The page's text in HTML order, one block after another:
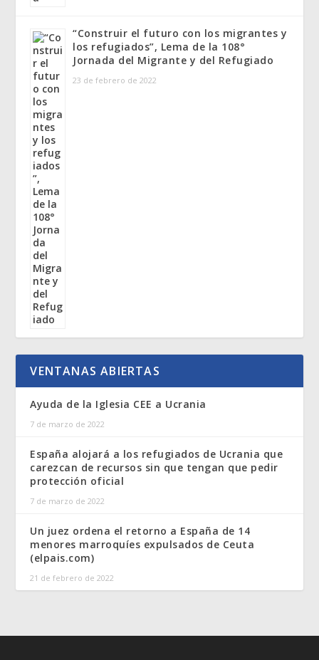
“Construir el futuro con los migrantes y
los refugiados”, Lema de la 108°
Jornada del Migrante y del Refugiado
23 de febrero de 2022
VENTANAS ABIERTAS
Ayuda de la Iglesia CEE a Ucrania
7 de marzo de 2022
España alojará a los refugiados de Ucrania que
carezcan de recursos sin que tengan que pedir
protección oficial
7 de marzo de 2022
Un juez ordena el retorno a España de 14
menores marroquíes expulsados de Ceuta
(elpais.com)
21 de febrero de 2022